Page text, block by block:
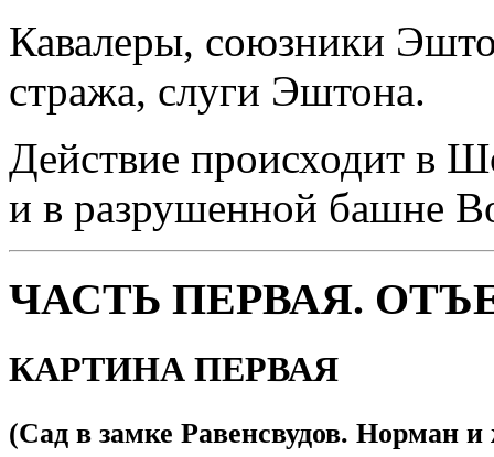
Кавалеры, союзники
стража, слуги Эштона.
Действие происходит в
и в разрушенной башне
ЧАСТЬ ПЕРВАЯ.
КАРТИНА ПЕРВАЯ
(Сад в замке Равенсвудов. Норман